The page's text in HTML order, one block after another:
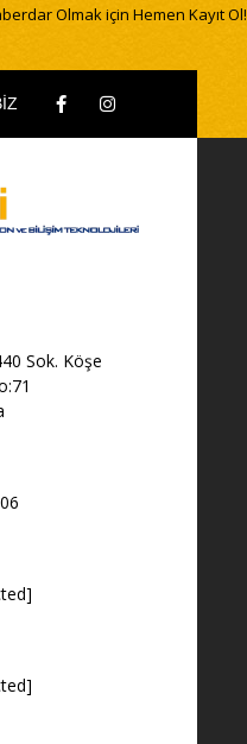
Olmak için Hemen Kayıt Ol!
Sok. Köşe